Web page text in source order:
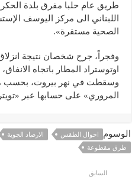
طريق عام حلبا مفرق بلدة
اللبناني الى مركز اليوسف
الصحية مستقرة».
وفجراً، جرح شخصان نتيجة انزلاق
اوتوستراد المطار باتجاه
وسقطت في نهر بيروت، بحسب
المروري» على حسابها عبر
الوسوم احوال الطقس الارصاد الجوية
طرق مقطوعة
السابق